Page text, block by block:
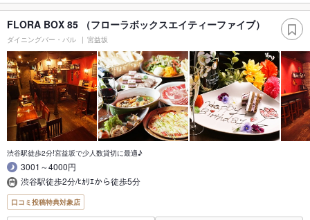
FLORA BOX 85 （フローラボックスエイティーファイブ）
ダイニングバー・バル 宮益坂
渋谷駅徒歩2分!宮益坂で少人数貸切に最適♪
3001～4000円
渋谷駅徒歩2分/ﾋｶﾘｴから徒歩5分
口コミ投稿特典対象店